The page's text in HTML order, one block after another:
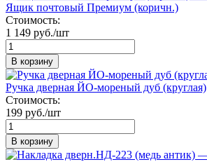
Ящик почтовый Премиум (коричн.)
Стоимость:
1 149 руб./шт
В корзину
Ручка дверная ЙО-мореный дуб (круглая)
Стоимость:
199 руб./шт
В корзину